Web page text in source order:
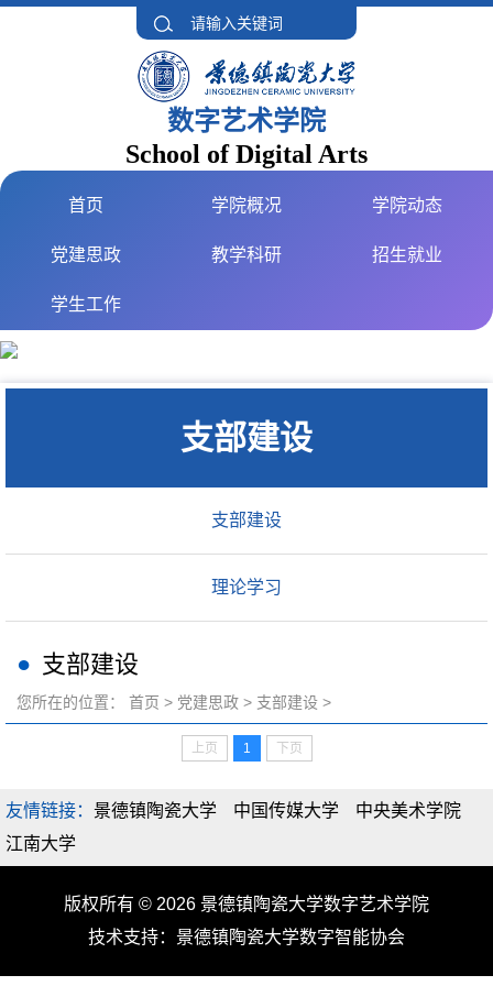
数字艺术学院
School of Digital Arts
首页 学院概况 学院动态
党建思政 教学科研 招生就业
学生工作
支部建设
支部建设
理论学习
支部建设
您所在的位置： 首页 > 党建思政 > 支部建设 >
上页 1 下页
友情链接： 景德镇陶瓷大学 中国传媒大学
中央美术学院
江南大学
版权所有 © 2026 景德镇陶瓷大学数字艺术学院
技术支持：景德镇陶瓷大学数字智能协会